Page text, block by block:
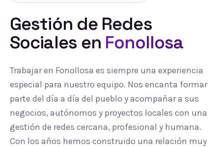
Gestión de Redes
Sociales en Fonollosa
Trabajar en Fonollosa es siempre una experiencia
especial para nuestro equipo. Nos encanta formar
parte del día a día del pueblo y acompañar a sus
negocios, autónomos y proyectos locales con una
gestión de redes cercana, profesional y humana.
Con los años hemos construido una relación muy